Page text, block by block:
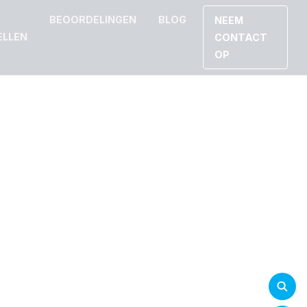
BEOORDELINGEN BLOG
NEEM
CONTACT
OP